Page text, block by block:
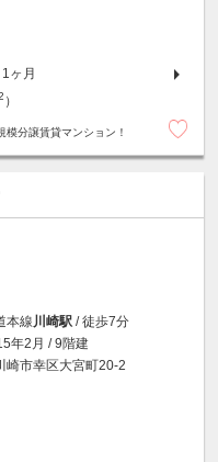
1ヶ月
）
分譲賃貸マンション！
本線 川崎駅 / 徒歩7分
年2月 / 9階建
崎市幸区大宮町20-2